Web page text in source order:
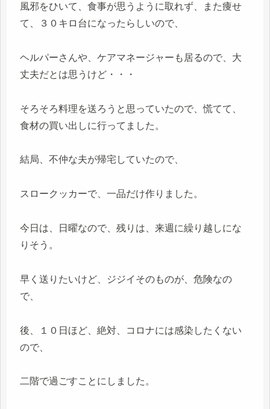
風邪をひいて、食事が思うように取れず、また痩せ
て、３０キロ台になったらしいので、
ヘルパーさんや、ケアマネージャーも居るので、大
丈夫だとは思うけど・・・
そろそろ料理を送ろうと思っていたので、慌てて、
食材の買い出しに行ってました。
結局、不仲な夫が帰宅していたので、
スロークッカーで、一品だけ作りました。
今日は、日曜なので、残りは、来週に繰り越しにな
りそう。
早く送りたいけど、ジジイそのものが、危険なの
で、
後、１０日ほど、絶対、コロナには感染したくない
ので、
二階で過ごすことにしました。